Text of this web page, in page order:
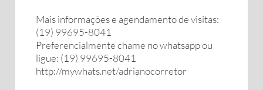
Mais informações e agendamento de visitas:
(19) 99695-8041
Preferencialmente chame no whatsapp ou
ligue: (19) 99695-8041
http://mywhats.net/adrianocorretor